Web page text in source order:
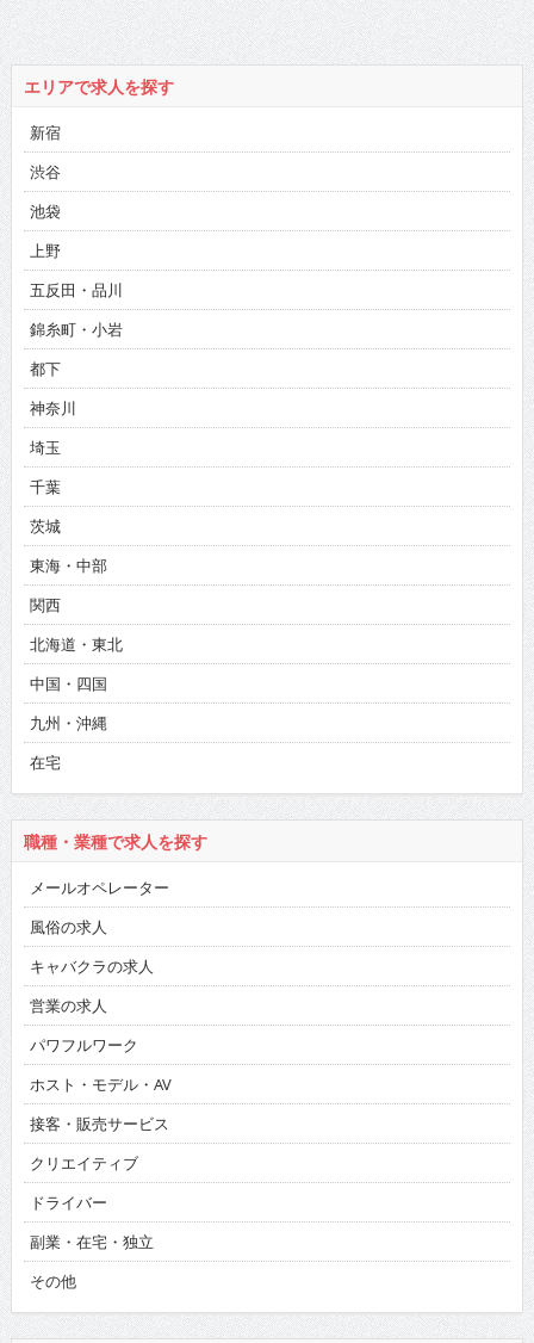
エリアで求人を探す
新宿
渋谷
池袋
上野
五反田・品川
錦糸町・小岩
都下
神奈川
埼玉
千葉
茨城
東海・中部
関西
北海道・東北
中国・四国
九州・沖縄
在宅
職種・業種で求人を探す
メールオペレーター
風俗の求人
キャバクラの求人
営業の求人
パワフルワーク
ホスト・モデル・AV
接客・販売サービス
クリエイティブ
ドライバー
副業・在宅・独立
その他